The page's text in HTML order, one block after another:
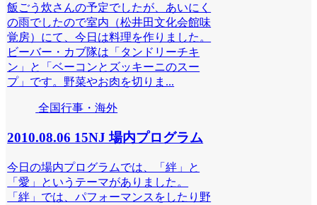
飯ごう炊さんの予定でしたが、あいにく
の雨でしたので室内（松井田文化会館味
覚房）にて、今日は料理を作りました。
ビーバー・カブ隊は「タンドリーチキ
ン」と「ベーコンとズッキーニのスー
プ」です。野菜やお肉を切りま...
全国行事・海外
2010.08.06 15NJ 場内プログラム
今日の場内プログラムでは、「絆」と
「愛」というテーマがありました。
「絆」では、パフォーマンスをしたり野